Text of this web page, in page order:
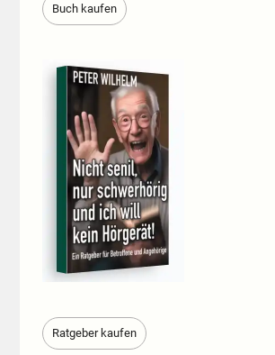
Buch kaufen
Ratgeber kaufen